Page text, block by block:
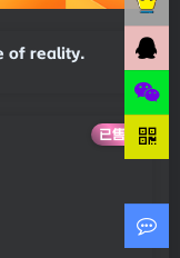
of reality.
已售 23